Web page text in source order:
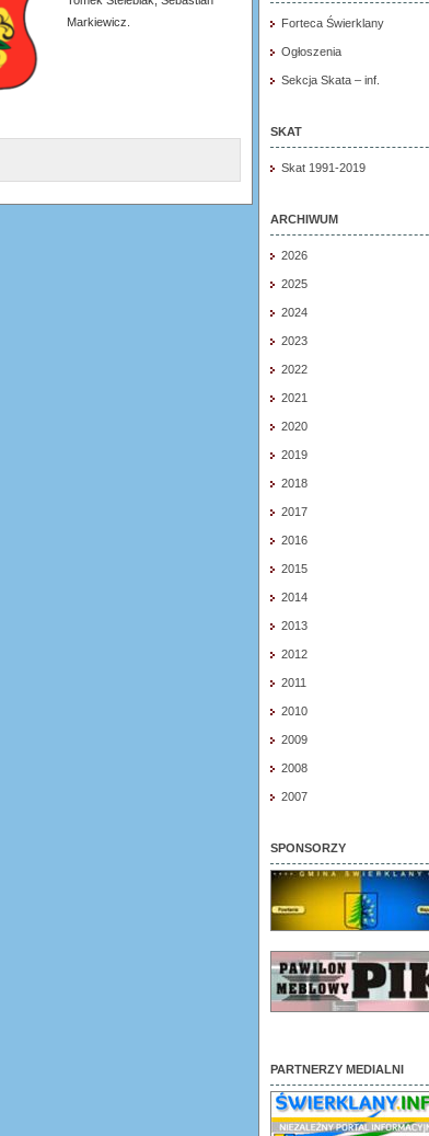
Markiewicz.
Forteca Świerklany
Ogłoszenia
Sekcja Skata – inf.
SKAT
Skat 1991-2019
ARCHIWUM
2026
2025
2024
2023
2022
2021
2020
2019
2018
2017
2016
2015
2014
2013
2012
2011
2010
2009
2008
2007
SPONSORZY
PARTNERZY MEDIALNI